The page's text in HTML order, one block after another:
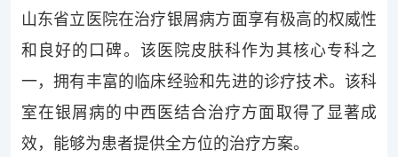
山东省立医院在治疗银屑病方面享有极高的权威性
和良好的口碑。该医院皮肤科作为其核心专科之
一，拥有丰富的临床经验和先进的诊疗技术。该科
室在银屑病的中西医结合治疗方面取得了显著成
效，能够为患者提供全方位的治疗方案。